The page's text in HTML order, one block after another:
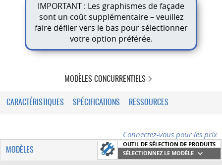
IMPORTANT : Les graphismes de façade
sont un coût supplémentaire – veuillez
faire défiler vers le bas pour sélectionner
votre option préférée.
MODÈLES CONCURRENTIELS
CARACTÉRISTIQUES SPÉCIFICATIONS RESSOURCES
Connectez-vous pour les prix
MODÈLES
OUTIL DE SÉLECTION DE PRODUITS
SÉLECTIONNEZ LE MODÈLE